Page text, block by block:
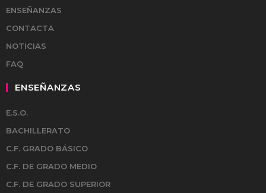
ENSEÑANZAS
CONTACTA
NOTICIAS
FAQ
ENSEÑANZAS
E.S.O.
BACHILLERATO
C.F. GRADO BÁSICO
C.F. DE GRADO MEDIO
C.F. DE GRADO SUPERIOR